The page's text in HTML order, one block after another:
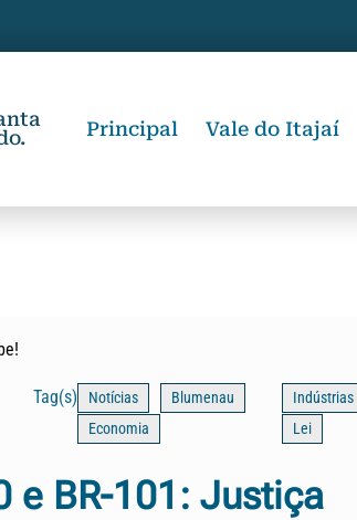
Principal Vale do Itajaí
Tag(s) Notícias
Blumenau
Economia
Indústrias
Lei
e BR-101: Justiça